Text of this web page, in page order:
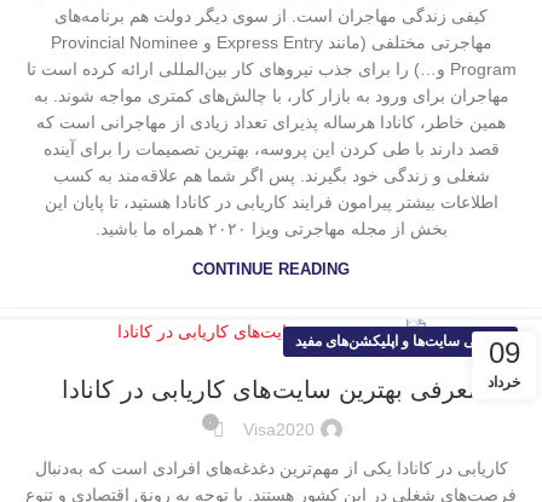
کیفی زندگی مهاجران است. از سوی دیگر دولت هم برنامه‌های
مهاجرتی مختلفی (مانند Express Entry و Provincial Nominee
Program و…) را برای جذب نیروهای کار بین‌المللی ارائه کرده است تا
مهاجران برای ورود به بازار کار، با چالش‌های کمتری مواجه شوند. به
همین خاطر، کانادا هرساله پذیرای تعداد زیادی از مهاجرانی است که
قصد دارند با طی کردن این پروسه، بهترین تصمیمات را برای آینده
شغلی و زندگی خود بگیرند. پس اگر شما هم علاقه‌مند به کسب
اطلاعات بیشتر پیرامون فرایند کاریابی در کانادا هستید، تا پایان این
بخش از مجله مهاجرتی ویزا ۲۰۲۰ همراه ما باشید.
CONTINUE READING
09
خرداد
معرفی سایت‌ها و اپلیکشن‌های مفید
معرفی بهترین سایت‌های کاریابی در کانادا
Visa2020 ۰
کاریابی در کانادا یکی از مهم‌ترین دغدغه‌های افرادی است که به‌دنبال
فرصت‌های شغلی در این کشور هستند. با توجه به رونق اقتصادی و تنوع